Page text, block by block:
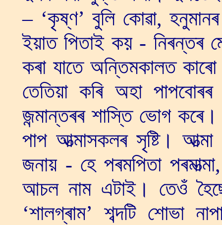
– ‘কৃষ্ণ’ বুলি কোৱা,
ইয়াত পিতাই কয় - নিৰন্তৰ
কৰা যাতে অন্তিমকালত কাৰো
তেতিয়া কৰি অহা
জন্মান্তৰৰ শাস্তি ভোগ
পাপ আত্মাসকলৰ সৃষ্টি।
জনায় - হে পৰমপিতা
আচল নাম এটাই। তেওঁ
‘শালগ্ৰাম’ শব্দটি শোভা